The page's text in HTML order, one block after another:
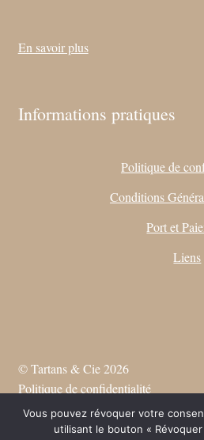
En savoir plus
Informations pratiques
Politique de
Conditions
Port et
Liens
© Tartans & Cie 2026
Politique de confidentialité
Vous pouvez révoquer votre
utilisant le bouton «